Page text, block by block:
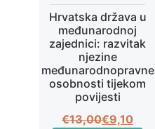
Hrvatska država u
međunarodnoj
zajednici: razvitak
njezine
međunarodnopravne
osobnosti tijekom
povijesti
€13,00Izvorna
€9,10
Trenutna